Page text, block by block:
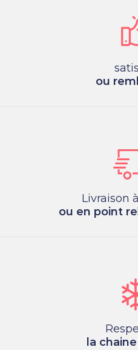
ou
Livraison
ou en point
la